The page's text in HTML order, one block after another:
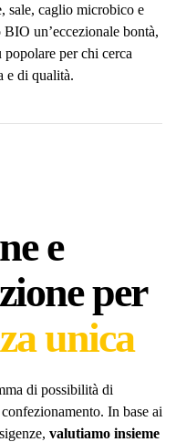
sale, caglio microbico e
un’eccezionale bontà,
per chi cerca
e di qualità.
e
per
unica
di possibilità di
In base ai
valutiamo insieme